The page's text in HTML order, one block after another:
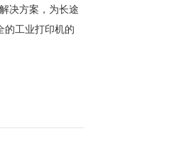
决方案，为长途
的工业打印机的